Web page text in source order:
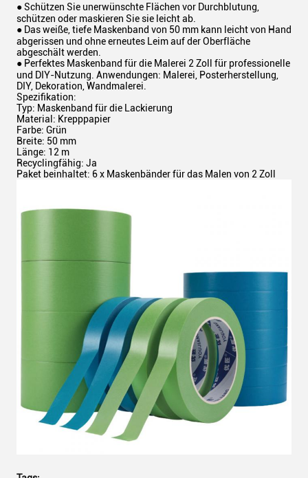
● Schützen Sie unerwünschte Flächen vor Durchblutung,
schützen oder maskieren Sie sie leicht ab.
● Das weiße, tiefe Maskenband von 50 mm kann leicht von Hand
abgerissen und ohne erneutes Leim auf der Oberfläche
abgeschält werden.
● Perfektes Maskenband für die Malerei 2 Zoll für professionelle
und DIY-Nutzung. Anwendungen: Malerei, Posterherstellung,
DIY, Dekoration, Wandmalerei.
Spezifikation:
Typ: Maskenband für die Lackierung
Material: Krepppapier
Farbe: Grün
Breite: 50 mm
Länge: 12 m
Recyclingfähig: Ja
Paket beinhaltet: 6 x Maskenbänder für das Malen von 2 Zoll